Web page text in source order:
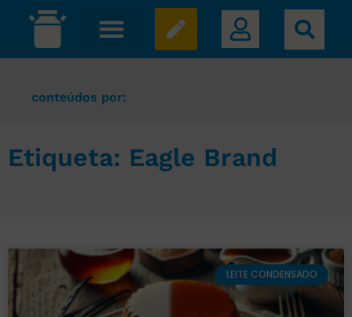
conteúdos por:
Etiqueta: Eagle Brand
LEITE CONDENSADO